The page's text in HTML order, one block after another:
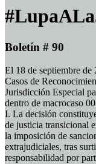
Boletín # 90
El 18 de septiembre de
Casos de
Jurisdicción Especial
dentro de macrocaso
I. La decisión
de justicia transicional
la imposición de
extrajudiciales, tras
responsabilidad por